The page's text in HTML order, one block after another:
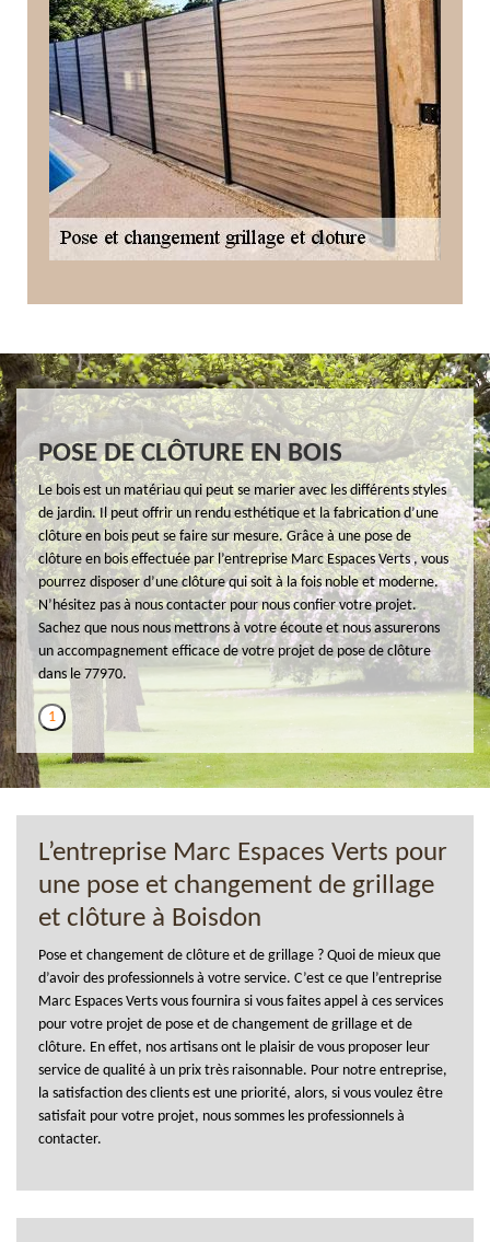
POSE DE CLÔTURE EN BOIS
Le bois est un matériau qui peut se marier avec les différents styles
de jardin. Il peut offrir un rendu esthétique et la fabrication d’une
clôture en bois peut se faire sur mesure. Grâce à une pose de
clôture en bois effectuée par l’entreprise Marc Espaces Verts , vous
pourrez disposer d’une clôture qui soit à la fois noble et moderne.
N’hésitez pas à nous contacter pour nous confier votre projet.
Sachez que nous nous mettrons à votre écoute et nous assurerons
un accompagnement efficace de votre projet de pose de clôture
dans le 77970.
1
L’entreprise Marc Espaces Verts pour
une pose et changement de grillage
et clôture à Boisdon
Pose et changement de clôture et de grillage ? Quoi de mieux que
d’avoir des professionnels à votre service. C’est ce que l’entreprise
Marc Espaces Verts vous fournira si vous faites appel à ces services
pour votre projet de pose et de changement de grillage et de
clôture. En effet, nos artisans ont le plaisir de vous proposer leur
service de qualité à un prix très raisonnable. Pour notre entreprise,
la satisfaction des clients est une priorité, alors, si vous voulez être
satisfait pour votre projet, nous sommes les professionnels à
contacter.